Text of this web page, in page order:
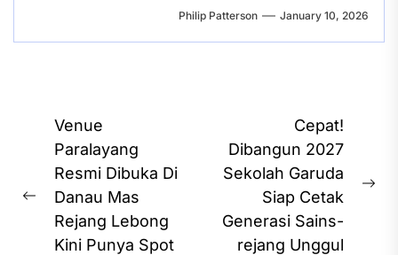
Philip Patterson January 10, 2026
Post
navigation
Previous
post:
Venue
Paralayang
Resmi Dibuka Di
Danau Mas
Rejang Lebong
Kini Punya Spot
Cepat!
Dibangun 2027
Sekolah Garuda
Siap Cetak
Generasi Sains-
rejang Unggul